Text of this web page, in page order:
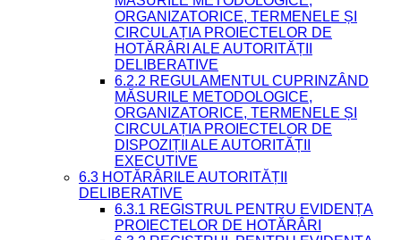
ORGANIZATORICE, TERMENELE ȘI
CIRCULAȚIA PROIECTELOR DE
HOTĂRÂRI ALE AUTORITĂȚII
DELIBERATIVE
6.2.2 REGULAMENTUL CUPRINZÂND
MĂSURILE METODOLOGICE,
ORGANIZATORICE, TERMENELE ȘI
CIRCULAȚIA PROIECTELOR DE
DISPOZIȚII ALE AUTORITĂȚII
EXECUTIVE
6.3 HOTĂRÂRILE AUTORITĂȚII
DELIBERATIVE
6.3.1 REGISTRUL PENTRU EVIDENȚA
PROIECTELOR DE HOTĂRÂRI